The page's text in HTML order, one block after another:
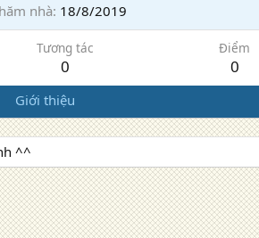
nhà 18/8/2019
Tương tác
0
Điểm
0
Giới thiệu
^^